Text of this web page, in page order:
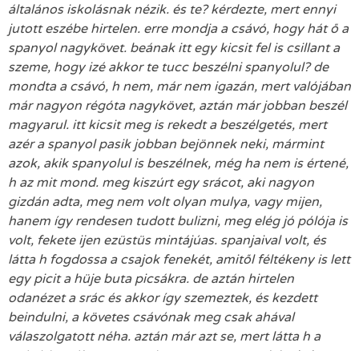
általános iskolásnak nézik. és te? kérdezte, mert ennyi
jutott eszébe hirtelen. erre mondja a csávó, hogy hát ő a
spanyol nagykövet. beának itt egy kicsit fel is csillant a
szeme, hogy izé akkor te tucc beszélni spanyolul? de
mondta a csávó, h nem, már nem igazán, mert valójában
már nagyon régóta nagykövet, aztán már jobban beszél
magyarul. itt kicsit meg is rekedt a beszélgetés, mert
azér a spanyol pasik jobban bejönnek neki, mármint
azok, akik spanyolul is beszélnek, még ha nem is értené,
h az mit mond. meg kiszúrt egy srácot, aki nagyon
gizdán adta, meg nem volt olyan mulya, vagy mijen,
hanem így rendesen tudott bulizni, meg elég jó pólója is
volt, fekete ijen ezüstüs mintájúas. spanjaival volt, és
látta h fogdossa a csajok fenekét, amitől féltékeny is lett
egy picit a hüje buta picsákra. de aztán hirtelen
odanézet a srác és akkor így szemeztek, és kezdett
beindulni, a követes csávónak meg csak ahával
válaszolgatott néha. aztán már azt se, mert látta h a